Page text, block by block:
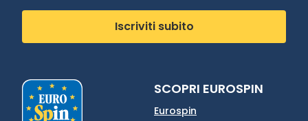
Iscriviti subito
SCOPRI EUROSPIN
Eurospin